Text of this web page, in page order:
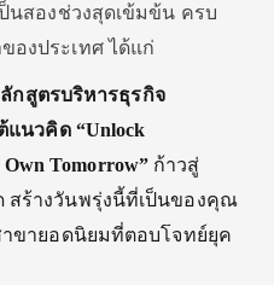
นสองช่วงสุดเข้มข้น ครบ
งประเทศ ได้แก่
กสูตรบริหารธุรกิจ
แนวคิด “Unlock
Own Tomorrow” ก้าวสู่
สร้างวันพรุ่งนี้ที่เป็นของคุณ
าขายอดนิยมที่ตอบโจทย์ยุค